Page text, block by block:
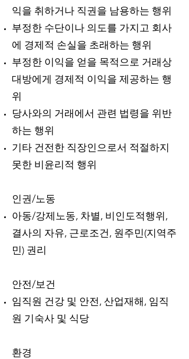
익을 취하거나 직권을 남용하는 행위
부정한 수단이나 의도를 가지고 회사
에 경제적 손실을 초래하는 행위
부정한 이익을 얻을 목적으로 거래상
대방에게 경제적 이익을 제공하는 행
위
당사와의 거래에서 관련 법령을 위반
하는 행위
기타 건전한 직장인으로서 적절하지
못한 비윤리적 행위
인권/노동
아동/강제노동, 차별, 비인도적행위,
결사의 자유, 근로조건, 원주민(지역주
민) 권리
안전/보건
임직원 건강 및 안전, 산업재해, 임직
원 기숙사 및 식당
​환경